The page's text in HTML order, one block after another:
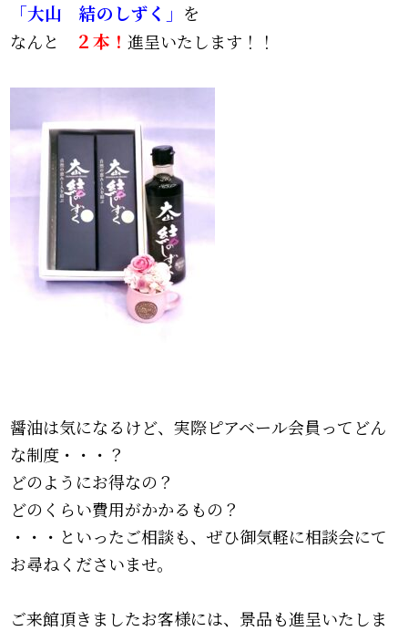
「大山 結のしずく」 を
なんと
２本！進呈いたします！！
醤油は気になるけど、実際ピアベール会員ってどん
な制度・・・？
どのようにお得なの？
どのくらい費用がかかるもの？
・・・といったご相談も、ぜひ御気軽に相談会にて
お尋ねくださいませ。
ご来館頂きましたお客様には、景品も進呈いたしま